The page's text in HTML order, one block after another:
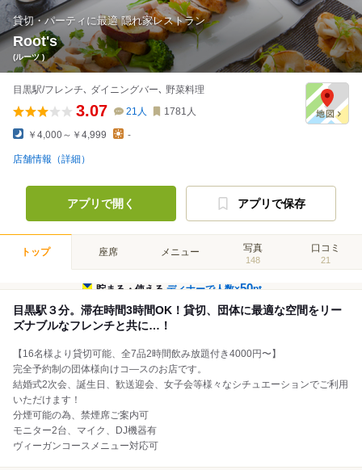
貸切・パーティに最適 隠れ家レストラン
Root's
(ルーツ )
目黒駅/フレンチ､ ダイニングバー､ 野菜料理
3.07 21 人 1781 人
￥4,000～￥4,999 -
店舗情報（詳細）
アプリで開く アプリで保存
トップ 座席 メニュー 写真
148
口コミ
21
貯まる・使えるディナーで人数×50pt
目黒駅３分。滞在時間3時間OK！貸切、団体に最適な空間をリー
ズナブルなフレンチと共に…！
【16名様より貸切可能、全7品2時間飲み放題付き4000円〜】
完全予約制の団体様向けコ―スのお店です。
結婚式2次会、誕生日、歓送迎会、女子会等様々なシチュエーションでご利用
いただけます！
分煙可能の為、禁煙席ご案内可
モニター2台、マイク、DJ機器有
ヴィーガンコースメニュー対応可